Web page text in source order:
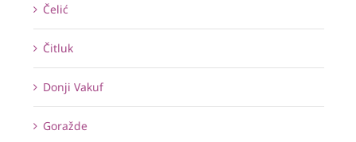
Čelić
Čitluk
Donji Vakuf
Goražde